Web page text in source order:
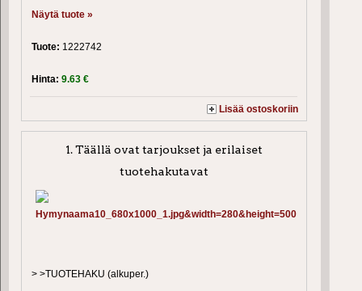
Näytä tuote »
Tuote: 1222742
Hinta: 9.63 €
Lisää ostoskoriin
1. Täällä ovat tarjoukset ja erilaiset
tuotehakutavat
> >TUOTEHAKU (alkuper.)